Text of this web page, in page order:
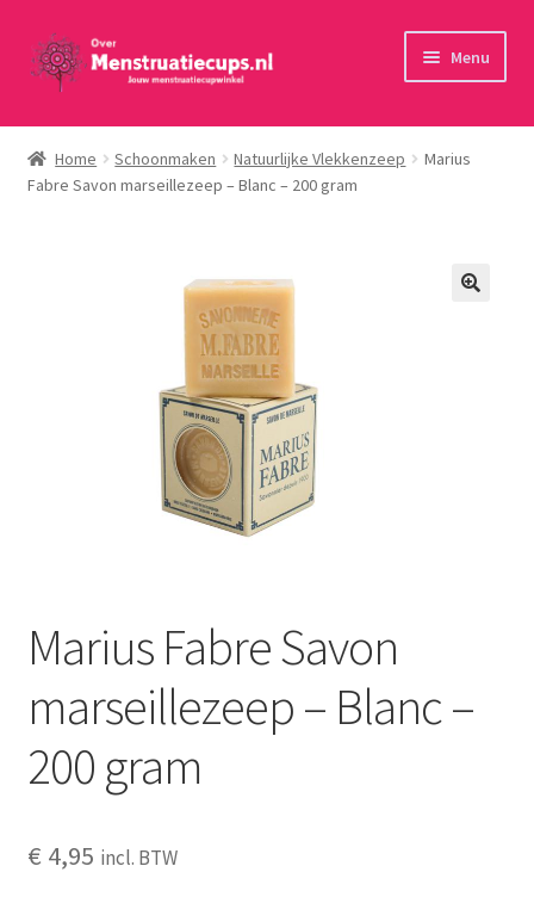
Ga
door
navigatie
Ga
naar
inhoud
Menu
Home
30 minuten persoonlijk advies
Wasbaar maandverband
Voordeelpakketten
Proefpakketten
wat je nog meer wil weten
Home Schoonmaken Natuurlijke Vlekkenzeep
Marius
Fabre Savon marseillezeep – Blanc – 200 gram
Marius Fabre Savon
marseillezeep – Blanc –
200 gram
€ 4,95 incl. BTW